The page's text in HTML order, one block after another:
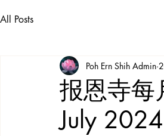
All Posts
报恩寺每
July
Poh Ern Shih Admin